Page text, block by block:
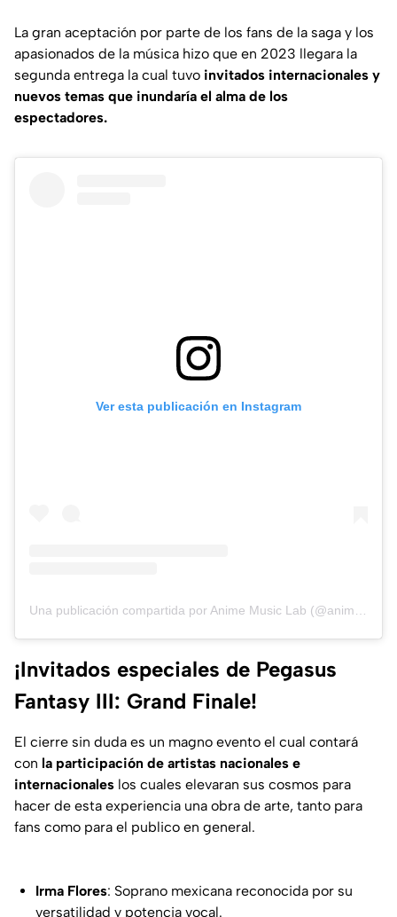
La gran aceptación por parte de los fans de la saga y los
apasionados de la música hizo que en 2023 llegara la
segunda entrega la cual tuvo invitados internacionales y
nuevos temas que inundaría el alma de los
espectadores.
Ver esta publicación en Instagram
¡Invitados especiales de Pegasus
Fantasy III: Grand Finale!
El cierre sin duda es un magno evento el cual contará
con la participación de artistas nacionales e
internacionales los cuales elevaran sus cosmos para
hacer de esta experiencia una obra de arte, tanto para
fans como para el publico en general.
Irma Flores: Soprano mexicana reconocida por su
versatilidad y potencia vocal.